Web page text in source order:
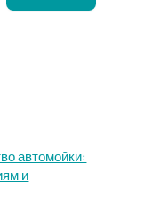
автомойки:
и